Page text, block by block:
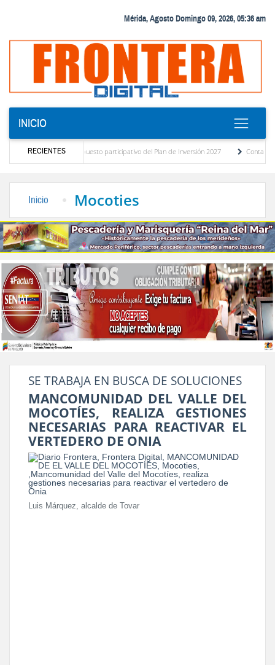
Mérida, Agosto Domingo 09, 2026, 05:36 am
INICIO
RECIENTES
del presupuesto participativo del Plan de Inversión 2027
Inicio Mocoties
SE TRABAJA EN BUSCA DE SOLUCIONES
MANCOMUNIDAD DEL VALLE DEL
MOCOTÍES, REALIZA GESTIONES
NECESARIAS PARA REACTIVAR EL
VERTEDERO DE ONIA
Luis Márquez, alcalde de Tovar